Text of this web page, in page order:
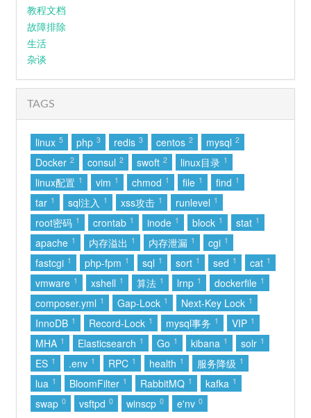
教程文档
故障排除
生活
杂谈
TAGS
linux 5 php 3 redis 3 centos 2 mysql 2
Docker 2 consul 2 swoft 2 linux目录 1
linux配置 1 vim 1 chmod 1 file 1 find 1
tar 1 sql注入 1 xss攻击 1 runlevel 1
root密码 1 crontab 1 inode 1 block 1 stat 1
apache 1 内存溢出 1 内存泄漏 1 cgi 1
fastcgi 1 php-fpm 1 sql 1 sort 1 sed 1 cat 1
vmware 1 xshell 1 算法 1 lrnp 1 dockerfile 1
composer.yml 1 Gap-Lock 1 Next-Key Lock 1
InnoDB 1 Record-Lock 1 mysql事务 1 VIP 1
MHA 1 Elasticsearch 1 Go 1 kibana 1 solr 1
ES 1 .env 1 RPC 1 health 1 服务降级 1
lua 1 BloomFilter 1 RabbitMQ 1 kafka 1
swap 0 vsftpd 0 winscp 0 e'nv 0